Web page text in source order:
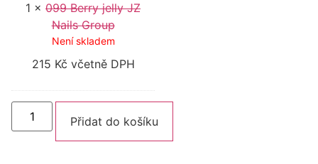
1 × 099 Berry jelly JZ
Nails Group
Není skladem
215 Kč včetně DPH
Přidat do košíku